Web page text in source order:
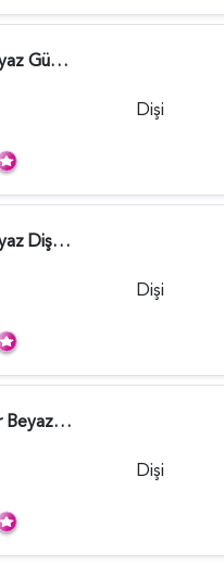
Scottish Fold Beyaz Güzellik 2 Aylık - 4690
Dişi
Scottish Fold Beyaz Dişi Baby Face 2 Aylık - 3704
Dişi
Scottish Fold Kar Beyazı Dişi 2 Aylık - 2980
Dişi